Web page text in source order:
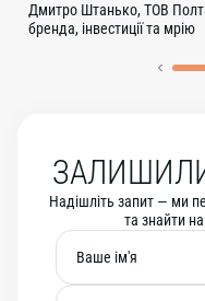
Дмитро Штанько, ТОВ
бренда, інвестиції та мрію
Надішліть запит — ми
та знайти